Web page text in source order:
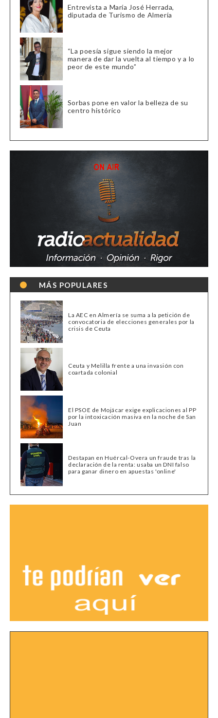
Entrevista a María José Herrada,
diputada de Turismo de Almería
“La poesía sigue siendo la mejor
manera de dar la vuelta al tiempo y a lo
peor de este mundo”
Sorbas pone en valor la belleza de su
centro histórico
MÁS POPULARES
La AEC en Almería se suma a la petición de
convocatoria de elecciones generales por la
crisis de Ceuta
Ceuta y Melilla frente a una invasión con
coartada colonial
El PSOE de Mojácar exige explicaciones al PP
por la intoxicación masiva en la noche de San
Juan
Destapan en Huércal-Overa un fraude tras la
declaración de la renta: usaba un DNI falso
para ganar dinero en apuestas 'online'